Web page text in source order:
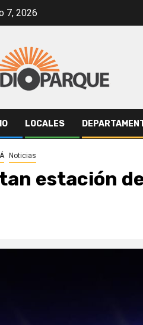
7, 2026
LOCALES
Noticias
estación